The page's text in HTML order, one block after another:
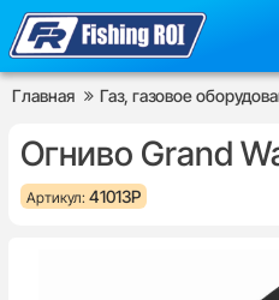
Главная Газ, газовое
Огниво Grand
Артикул: 41013P